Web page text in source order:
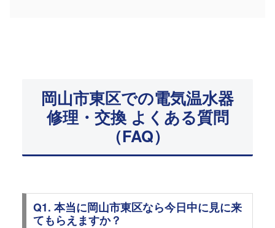
岡山市東区での電気温水器
修理・交換 よくある質問
（FAQ）
Q1. 本当に岡山市東区なら今日中に見に来
てもらえますか？